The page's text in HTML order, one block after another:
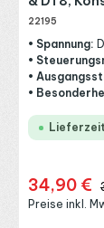
22195
• Spannung:
•
•
•
34,90 €
Preise inkl.